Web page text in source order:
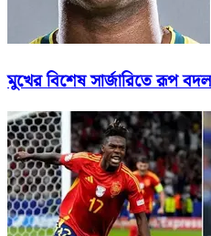
মুখের বিশেষ সার্জারিতে রূপ